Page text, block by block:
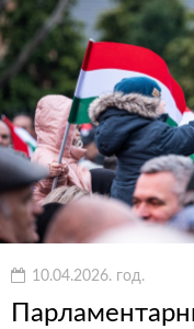
10.04.2026. год.